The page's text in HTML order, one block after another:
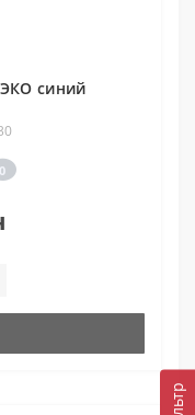
синий
0